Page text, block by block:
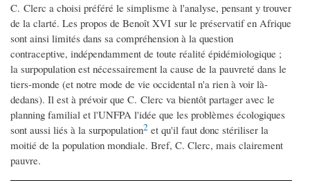
C. Clerc a choisi préféré le simplisme à l'analyse, pensant y trouver
de la clarté. Les propos de Benoît XVI sur le préservatif en Afrique
sont ainsi limités dans sa compréhension à la question
contraceptive, indépendamment de toute réalité épidémiologique ;
la surpopulation est nécessairement la cause de la pauvreté dans le
tiers-monde (et notre mode de vie occidental n'a rien à voir là-
dedans). Il est à prévoir que C. Clerc va bientôt partager avec le
planning familial et l'UNFPA l'idée que les problèmes écologiques
sont aussi liés à la surpopulation2 et qu'il faut donc stériliser la
moitié de la population mondiale. Bref, C. Clerc, mais clairement
pauvre.